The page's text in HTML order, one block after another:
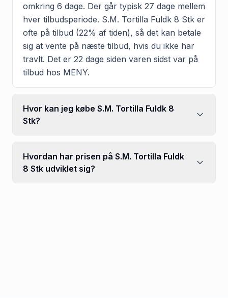
omkring 6 dage. Der går typisk 27 dage mellem
hver tilbudsperiode. S.M. Tortilla Fuldk 8 Stk er
ofte på tilbud (22% af tiden), så det kan betale
sig at vente på næste tilbud, hvis du ikke har
travlt. Det er 22 dage siden varen sidst var på
tilbud hos MENY.
Hvor kan jeg købe S.M. Tortilla Fuldk 8
Stk?
Hvordan har prisen på S.M. Tortilla Fuldk
8 Stk udviklet sig?